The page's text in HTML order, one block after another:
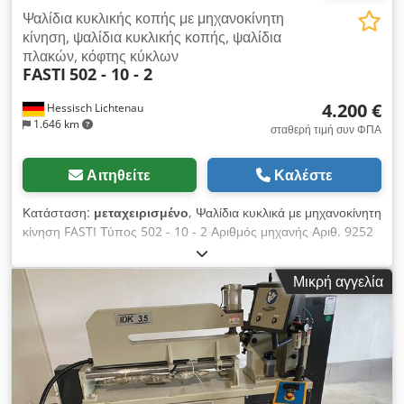
Hessisch Lichtenau
1.646 km
Ψαλίδια κυκλικής κοπής με μηχανοκίνητη
κίνηση, ψαλίδια κυκλικής κοπής, ψαλίδια
πλακών, κόφτης κύκλων
FASTI 502 - 10 - 2
4.200 €
σταθερή τιμή συν ΦΠΑ
Αιτηθείτε Καλέστε
Κατάσταση: μεταχειρισμένο, Ψαλίδια κυκλικά με μηχανοκίνητη
κίνηση FASTI Τύπος 502 - 10 - 2 Αριθμός μηχανής Αριθ. 9252
009 Έτος κατασκευής 1992 Πάχος υλικού max. 2 mm
(400N/mm²) Μέγιστη διάμετρος δίσκου 1000 mm Ελάχιστη
διάμετρος δίσκου 100 mm Dcodpsu Rimmsfx Abfsk Ταχύτητα
άξονα κοπής 60 και 120 στροφές ανά λεπτό Ταχύτητα κοπής
12 και 24 m/min. Υποδοχή λεπίδας Ø 20 mm Διάμετρος
μαχαιριού Ø 65 mm Προβολή της πλάκας σύσφιξης 720 mm
Προβολή του τροχού κοπής 280 mm Ισχύς κινητήρα 1,1 / 1,4
kW Σύνδεση δικτύου 380 Volt, 50 Hz - 2 ταχύτητες κινητήρα -
Μικρή αγγελία